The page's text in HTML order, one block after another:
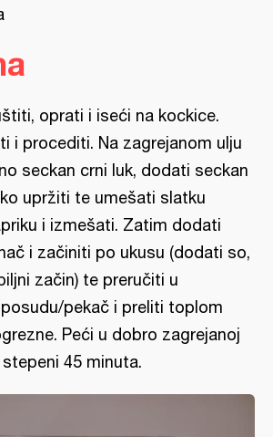
oprati i iseći na kockice.
i procediti. Na zagrejanom ulju
seckan crni luk, dodati seckan
upržiti te umešati slatku
i izmešati. Zatim dodati
i začiniti po ukusu (dodati so,
začin) te preručiti u
pekač i preliti toplom
Peći u dobro zagrejanoj
45 minuta.